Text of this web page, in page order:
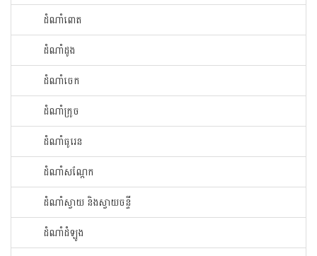
ដំណាំ​ពោត​
ដំណាំ​ដូង​
ដំណាំ​ចេក​
ដំណាំក្រូច​
ដំណាំ​ធូរេន​
ដំណាំ​សណ្ដែក​
ដំណាំ​ស្វាយ​ និងស្វាយចន្ទី
ដំណាំ​ដំឡូង​